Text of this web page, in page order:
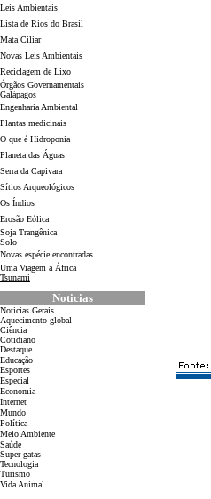
Leis Ambientais
Lista de Rios do Brasil
Mata Ciliar
Novas Leis Ambientais
Reciclagem de Lixo
Órgãos Governamentais
Galápagos
Engenharia Ambiental
Plantas medicinais
O que é Hidroponia
Planeta das Águas
Serra da Capivara
Sítios Arqueológicos
Os Índios
Erosão Eólica
Soja Trangênica
Solo
Novas espécie encontradas
Uma Viagem a África
Tsunami
Noticias
Noticias Gerais
Aquecimento global
Ciência
Cotidiano
Destaque
Educação
Esportes
Especial
Economia
Internet
Mundo
Política
Meio Ambiente
Saúde
Super gatas
Tecnologia
Turismo
Vida Animal